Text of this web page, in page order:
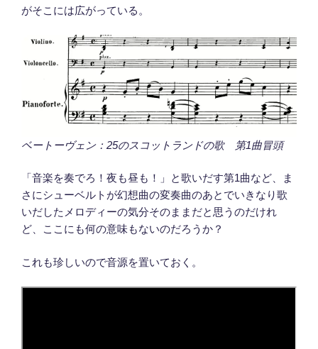
がそこには広がっている。
ベートーヴェン：25のスコットランドの歌 第1曲冒頭
「音楽を奏でろ！夜も昼も！」と歌いだす第1曲など、ま
さにシューベルトが幻想曲の変奏曲のあとでいきなり歌
いだしたメロディーの気分そのままだと思うのだけれ
ど、ここにも何の意味もないのだろうか？
これも珍しいので音源を置いておく。